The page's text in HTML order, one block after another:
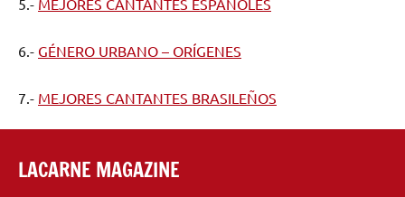
5.- MEJORES CANTANTES ESPAÑOLES
6.- GÉNERO URBANO – ORÍGENES
7.- MEJORES CANTANTES BRASILEÑOS
LACARNE MAGAZINE